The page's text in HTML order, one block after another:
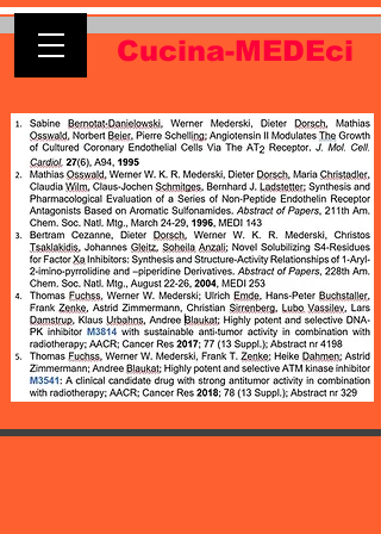
Cucina-MEDEci